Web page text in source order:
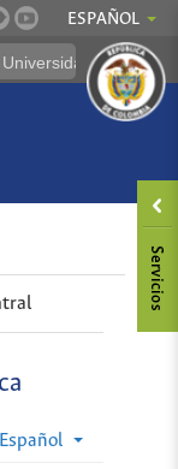
ESPAÑOL
Español